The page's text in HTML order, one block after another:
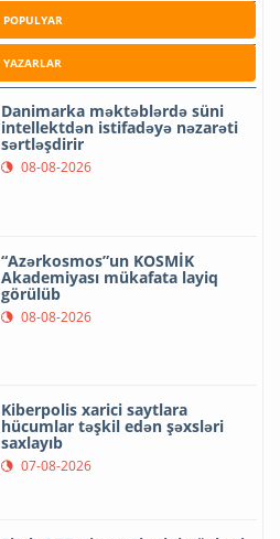
POPULYAR
YAZARLAR
Danimarka məktəblərdə süni
intellektdən istifadəyə nəzarəti
sərtləşdirir
08-08-2026
“Azərkosmos”un KOSMİK
Akademiyası mükafata layiq
görülüb
08-08-2026
Kiberpolis xarici saytlara
hücumlar təşkil edən şəxsləri
saxlayıb
07-08-2026